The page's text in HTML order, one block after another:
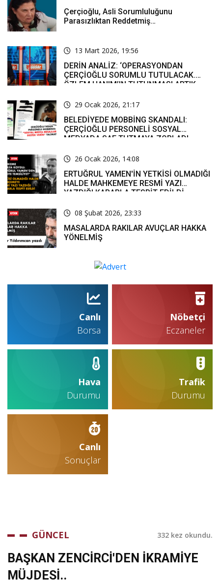
Çerçioğlu, Asli Sorumluluğunu
Parasızlıktan Reddetmiş…
13 Mart 2026, 19:56
DERİN ANALİZ: ‘OPERASYONDAN
ÇERÇİOĞLU SORUMLU TUTULACAK.
ÖZLEM HANIM’IN TUTUNMASI ARTIK
29 Ocak 2026, 21:17
BELEDİYEDE MOBBİNG SKANDALI:
ÇERÇİOĞLU PERSONELİ SOSYAL
MEDYADA SAF TUTMAYA ZORLADI
26 Ocak 2026, 14:08
ERTUĞRUL YAMEN'İN YETKİSİ OLMADIĞI
HALDE MAHKEMEYE RESMİ YAZI
YAZDIĞI KARARLA TESPİT EDİLDİ
08 Şubat 2026, 23:33
MASALARDA RAKILAR AVUÇLAR HAKKA
YÖNELMİŞ
Canlı
Borsa
Nöbetçi
Eczaneler
Hava
Durumu
Trafik
Durumu
Canlı
Sonuçlar
GÜNCEL 332 kez okundu.
BAŞKAN ZENCİRCİ'DEN İKRAMİYE
MÜJDESİ..